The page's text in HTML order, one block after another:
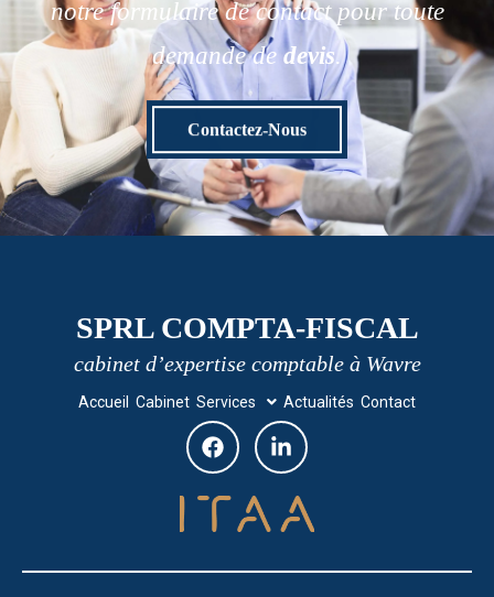
notre formulaire de contact pour toute
demande de devis.
Contactez-Nous
SPRL COMPTA-FISCAL
cabinet d’expertise comptable à Wavre
Accueil Cabinet Services Actualités Contact